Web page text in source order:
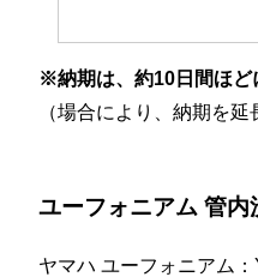
※納期は、約10日間ほど
（場合により、納期を延
ユーフォニアム 管内
ヤマハ ユーフォニアム